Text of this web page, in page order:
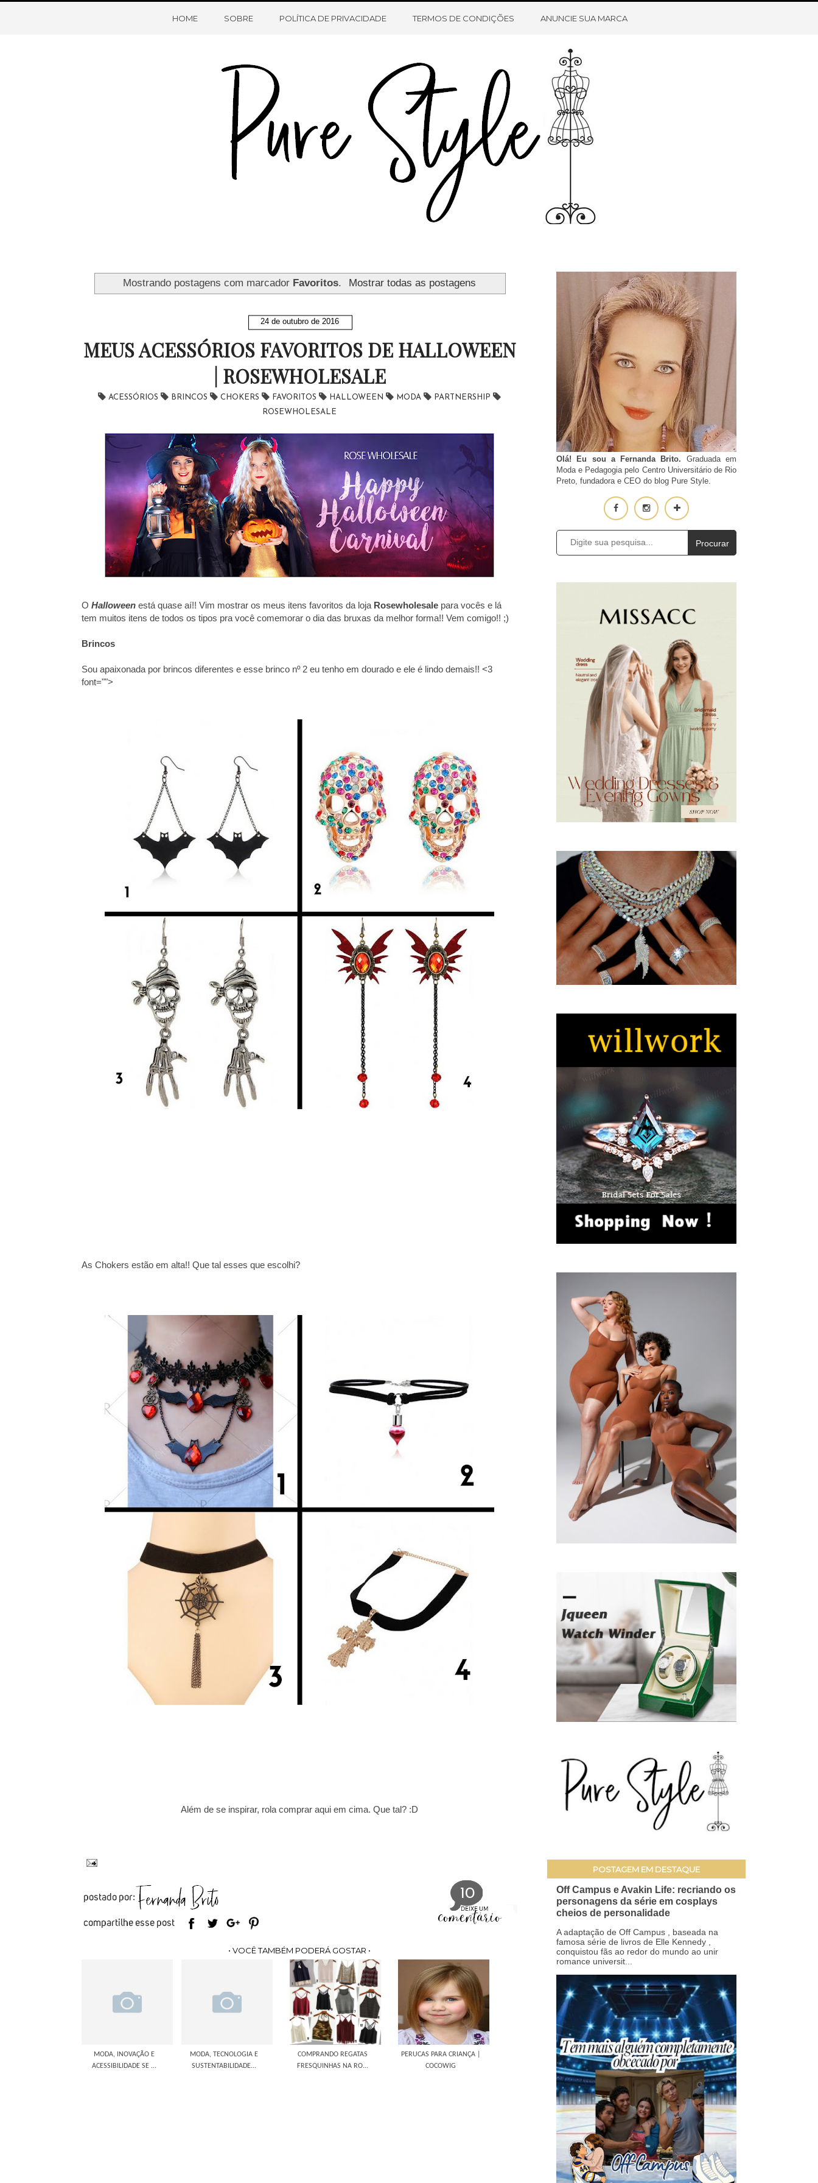
HOME SOBRE O BLOG CONTATO
HOME SOBRE POLÍTICA DE PRIVACIDADE TERMOS DE CONDIÇÕES ANUNCIE SUA MARCA
Mostrando postagens com marcador Favoritos. Mostrar todas as postagens
24 de outubro de 2016
MEUS ACESSÓRIOS FAVORITOS DE HALLOWEEN
| ROSEWHOLESALE
ACESSÓRIOS BRINCOS CHOKERS FAVORITOS HALLOWEEN MODA
PARTNERSHIP
ROSEWHOLESALE
O Halloween está quase aí!! Vim mostrar os meus itens favoritos da loja Rosewholesale para vocês e lá
tem muitos itens de todos os tipos pra você comemorar o dia das bruxas da melhor forma!! Vem comigo!! ;)
Brincos
Sou apaixonada por brincos diferentes e esse brinco nº 2 eu tenho em dourado e ele é lindo demais!! <3
font="">
As Chokers estão em alta!! Que tal esses que escolhi?
Além de se inspirar, rola comprar aqui em cima. Que tal? :D
10
• VOCÊ TAMBÉM PODERÁ GOSTAR •
MODA, INOVAÇÃO E
ACESSIBILIDADE SE ...
MODA, TECNOLOGIA E
SUSTENTABILIDADE...
COMPRANDO REGATAS
FRESQUINHAS NA RO...
PERUCAS PARA CRIANÇA |
COCOWIG
Olá! Eu sou a Fernanda Brito. Graduada em
Moda e Pedagogia pelo Centro Universitário de Rio
Preto, fundadora e CEO do blog Pure Style.
Procurar
POSTAGEM EM DESTAQUE
Off Campus e Avakin Life: recriando os
personagens da série em cosplays
cheios de personalidade
A adaptação de Off Campus , baseada na
famosa série de livros de Elle Kennedy ,
conquistou fãs ao redor do mundo ao unir
romance universit...